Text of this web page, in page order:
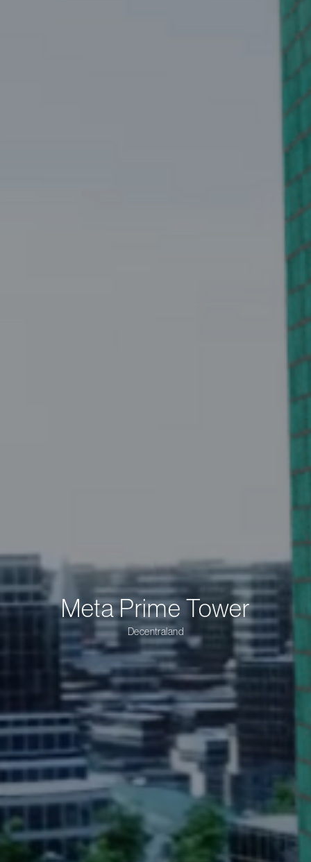
Meta Prime Tower
Decentraland